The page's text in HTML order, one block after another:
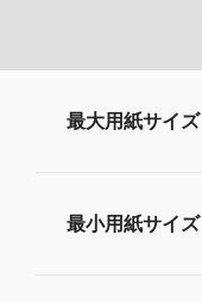
最大用紙サイズ
最小用紙サイズ